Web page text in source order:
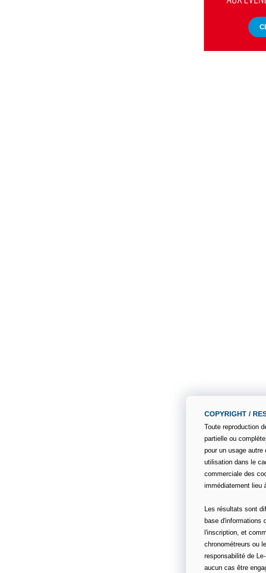
COPYRIGHT /
Toute reproduction
partielle ou
pour un usage autre
utilisation dans le
commerciale des
immédiatement lieu
Les résultats sont
base d'informations
l'inscription, et
chronométreurs ou
responsabilité de
aucun cas être